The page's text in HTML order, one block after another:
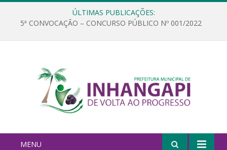
ÚLTIMAS PUBLICAÇÕES:
5ª CONVOCAÇÃO – CONCURSO PÚBLICO Nº 001/2022
MENU